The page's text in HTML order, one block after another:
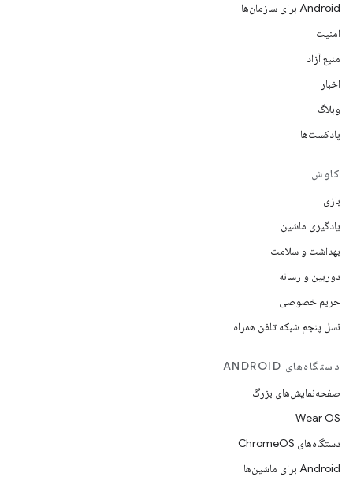
Android برای سازمان‌ها
امنیت
منبع آزاد
اخبار
وبلاگ
پادکست‌ها
کاوش
بازی
یادگیری ماشین
بهداشت و سلامت
دوربین و رسانه
حریم خصوصی
نسل پنجم شبکه تلفن همراه
دستگاه‌های ANDROID
صفحه‌نمایش‌های بزرگ
Wear OS
دستگاه‌های ChromeOS
Android برای ماشین‌ها